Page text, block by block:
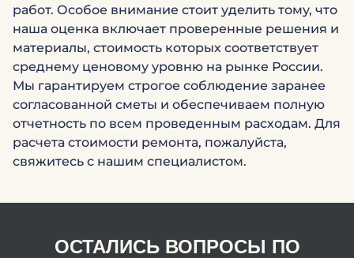
работ. Особое внимание стоит уделить тому, что
наша оценка включает проверенные решения и
материалы, стоимость которых соответствует
среднему ценовому уровню на рынке России.
Мы гарантируем строгое соблюдение заранее
согласованной сметы и обеспечиваем полную
отчетность по всем проведенным расходам. Для
расчета стоимости ремонта, пожалуйста,
свяжитесь с нашим специалистом.
ОСТАЛИСЬ ВОПРОСЫ ПО